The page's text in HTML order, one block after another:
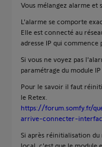
Vous mélangez alarme et
L'alarme se comporte
Elle est connecté au
adresse IP qui commence
Si vous ne voyez pas
paramétrage du module
Pour le savoir il faut
le Retex.
https://forum.somfy.fr/
arrive-connecter-
Si après réinitialisation du
local, c'est que le module